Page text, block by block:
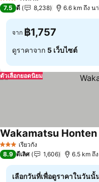
3 ดาว
7.5 ดี 8,238 6.6 km ถึง น
จาก ฿1,757
ดูราคาจาก 5 เว็บไซต์
ตัวเลือกยอดนิยม
3 ดาว เรียวกัง
Wakamatsu Honten
8.9 ดีเลิศ 1,606 6.5 km ถึ
เลือกวันที่เพื่อดูราคาในวันนั้